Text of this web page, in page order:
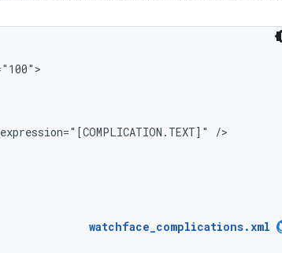
expression="[COMPLICATION.TEXT]"
watchface_complications.xml